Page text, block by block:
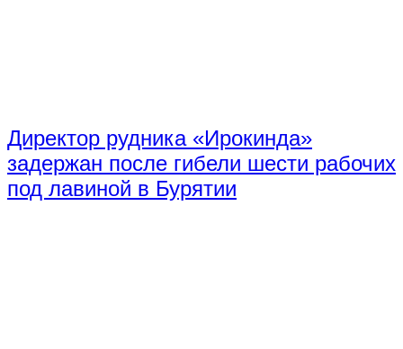
Директор рудника «Ирокинда»
задержан после гибели шести рабочих
под лавиной в Бурятии